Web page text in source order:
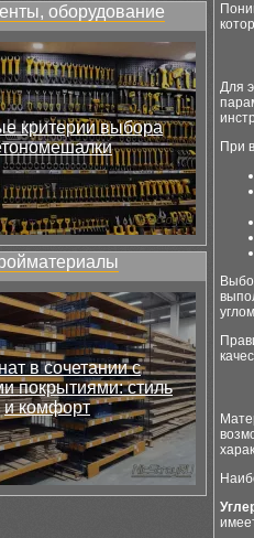
оборудование
критерии выбора
в сочетании с
покрытиями: стиль
и комфорт
Для
При